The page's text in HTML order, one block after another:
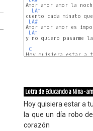
es (2do opening)
dar
Amor amor amor la
LAm
cuento cada minuto
LA#
Amor amor amor es
LAm
y no quiero pasarme
C
Hoy quisiera estar a
Letra de Educando a Nina -
Hoy quisiera estar a
la que un día robo
corazón